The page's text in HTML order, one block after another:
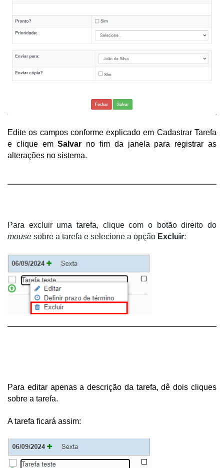
Edite os campos conforme explicado em Cadastrar Tarefa
e clique em Salvar no fim da janela para registrar as
alterações no sistema.
mouse sobre a tarefa e selecione a opção Excluir:
Para editar apenas a descrição da tarefa, dê dois cliques
sobre a tarefa.
A tarefa ficará assim: